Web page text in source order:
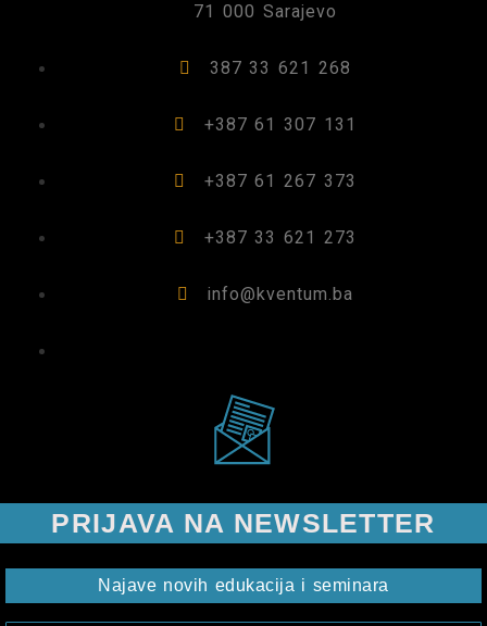
71 000 Sarajevo
387 33 621 268
+387 61 307 131
+387 61 267 373
+387 33 621 273
info@kventum.ba
PRIJAVA NA NEWSLETTER
Najave novih edukacija i seminara